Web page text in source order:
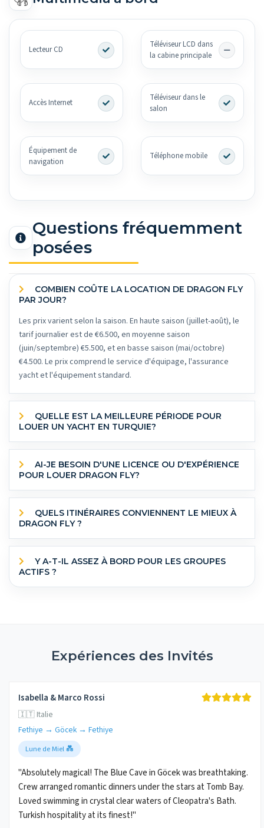
Lecteur CD
Téléviseur LCD dans
la cabine principale
Accès Internet
Téléviseur dans le
salon
Équipement de
navigation
Téléphone mobile
Questions fréquemment
posées
PAR JOUR?
Les prix varient selon la saison. En haute saison (juillet-août), le
tarif journalier est de €6.500, en moyenne saison
(juin/septembre) €5.500, et en basse saison (mai/octobre)
€4.500. Le prix comprend le service d'équipage, l'assurance
yacht et l'équipement standard.
LOUER UN YACHT EN TURQUIE?
POUR LOUER DRAGON FLY?
DRAGON FLY ?
ACTIFS ?
Expériences des Invités
Isabella & Marco Rossi
🇮🇹 Italie
Fethiye → Göcek → Fethiye
Lune de Miel 💑
"Absolutely magical! The Blue Cave in Göcek was breathtaking.
Crew arranged romantic dinners under the stars at Tomb Bay.
Loved swimming in crystal clear waters of Cleopatra's Bath.
Turkish hospitality at its finest!"